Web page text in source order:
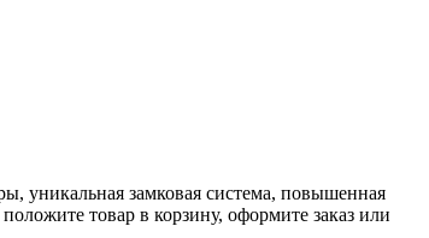
уникальная замковая система, повышенная
товар в корзину, оформите заказ или